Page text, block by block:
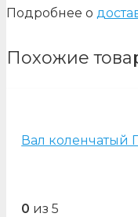
Подробнее о
Похожие
Вал коленчатый
0 из 5